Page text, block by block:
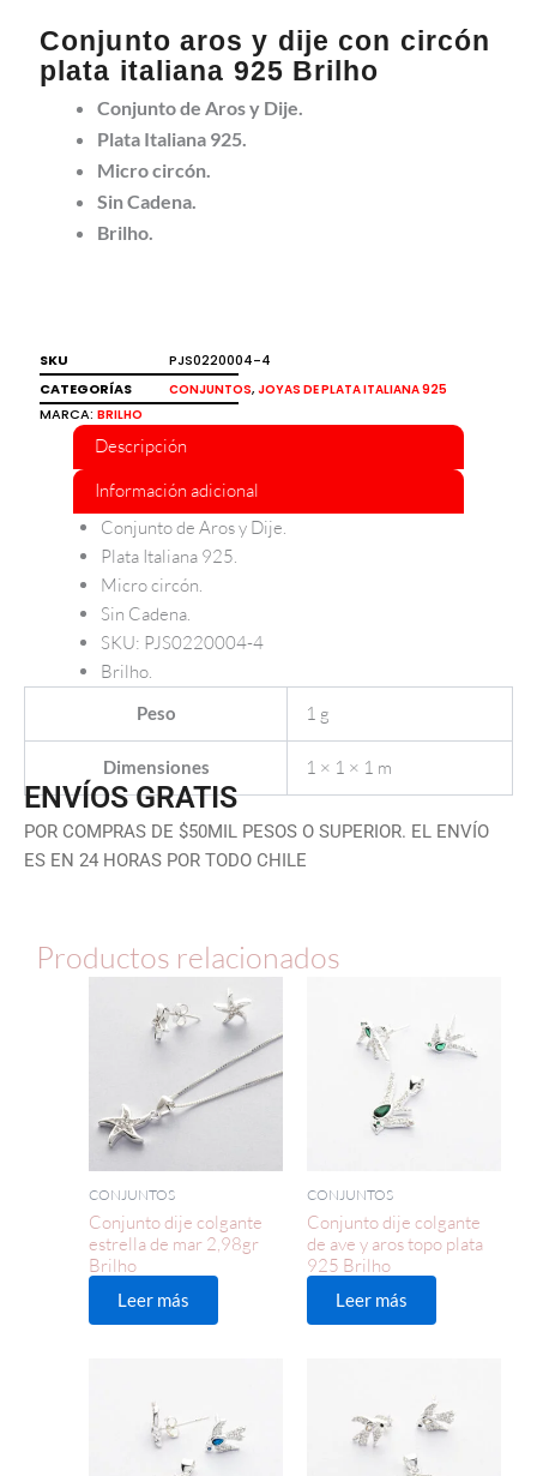
Conjunto aros y dije con circón
plata italiana 925 Brilho
Conjunto de Aros y Dije.
Plata Italiana 925.
Micro circón.
Sin Cadena.
Brilho.
SKU
PJS0220004-4
CATEGORÍAS
CONJUNTOS, JOYAS DE PLATA ITALIANA 925
MARCA: BRILHO
Descripción
Información adicional
Conjunto de Aros y Dije.
Plata Italiana 925.
Micro circón.
Sin Cadena.
SKU: PJS0220004-4
Brilho.
Peso 1 g
Dimensiones 1 × 1 × 1 m
ENVÍOS GRATIS
POR COMPRAS DE $50MIL PESOS O SUPERIOR. EL ENVÍO
ES EN 24 HORAS POR TODO CHILE
Productos relacionados
CONJUNTOS
Conjunto dije colgante
estrella de mar 2,98gr
Brilho
Leer más
CONJUNTOS
Conjunto dije colgante
de ave y aros topo plata
925 Brilho
Leer más